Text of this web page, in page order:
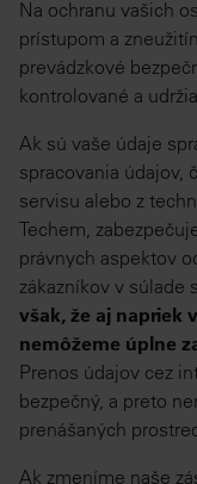
Na ochranu vašich
prístupom a
prevádzkové
kontrolované a
Ak sú vaše údaje
spracovania údajov,
servisu alebo z
Techem,
právnych aspektov
zákazníkov v súlade
však, že aj napriek
nemôžeme úplne
Prenos údajov cez
bezpečný, a preto
prenášaných
Ak zmeníme naše